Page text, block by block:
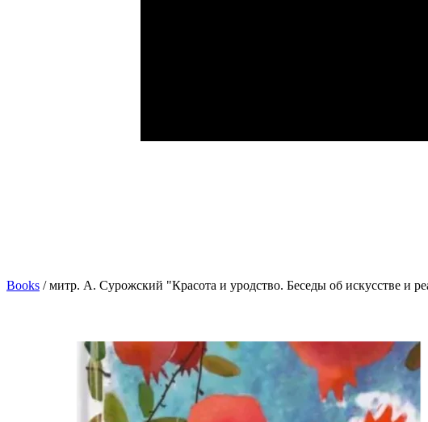
Books / митр. А. Сурожский "Красота и уродство. Беседы об искусстве и